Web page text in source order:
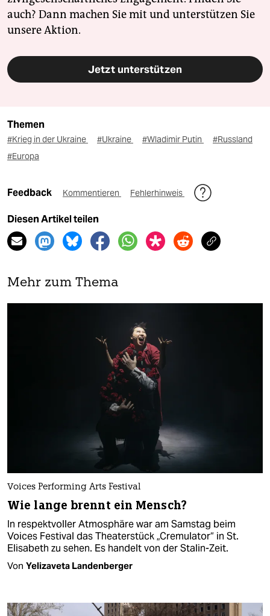
auch? Dann machen Sie mit und unterstützen Sie
unsere Aktion.
Jetzt unterstützen
Themen
#Krieg in der Ukraine #Ukraine #Wladimir Putin
#Russland
#Europa
Feedback Kommentieren Fehlerhinweis
Diesen Artikel teilen
Mehr zum Thema
Voices Performing Arts Festival
Wie lange brennt ein Mensch?
In respektvoller Atmosphäre war am Samstag beim
Voices Festival das Theaterstück „Cremulator“ in St.
Elisabeth zu sehen. Es handelt von der Stalin-Zeit.
Von Yelizaveta Landenberger